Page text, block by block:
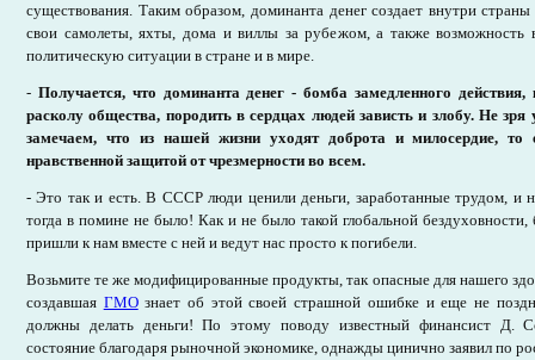
существования. Таким образом, доминанта денег создает внутри
свои самолеты, яхты, дома и виллы за рубежом, а также возможность
политическую ситуации в стране и в мире.
- Получается, что доминанта денег - бомба замедленного
расколу общества, породить в сердцах людей зависть и злобу. Не
замечаем, что из нашей жизни уходят доброта и милосердие, то
нравственной защитой от чрезмерности во всем.
- Это так и есть. В СССР люди ценили деньги, заработанные трудом, и
тогда в помине не было! Как и не было такой глобальной бездуховности,
пришли к нам вместе с ней и ведут нас просто к погибели.
Возьмите те же модифицированные продукты, так опасные для нашего
создавшая ГМОзнает об этой своей страшной ошибке и еще не
должны делать деньги! По этому поводу известный финансист Д.
состояние благодаря рыночной экономике, однажды цинично заявил по